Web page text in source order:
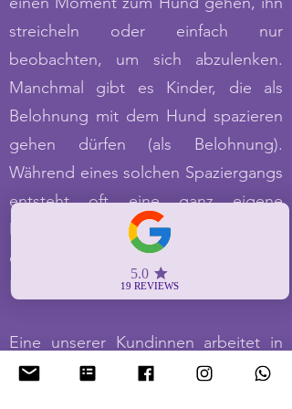
streicheln oder einfach nur
beobachten, um sich abzulenken.
Manchmal gibt es Kinder, die als
Belohnung mit dem Hund spazieren
gehen dürfen (als Belohnung).
Während eines solchen Spaziergangs
entsteht oft eine ganz eigene
Dynamik, die dann Hinweise auf die
eigentlichen
Probleme der Kinder geben kann.
Eine unserer Kundinnen arbeitet in
einer Jugendhilfeeinrichtung für